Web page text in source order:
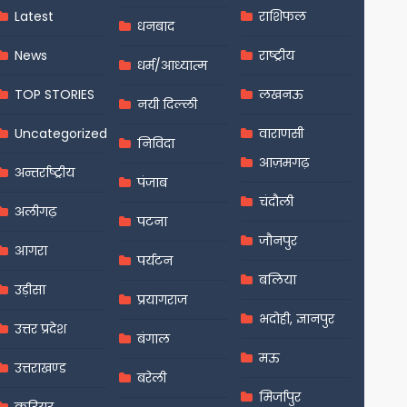
Latest
News
TOP STORIES
Uncategorized
अन्तर्राष्ट्रीय
अलीगढ़
आगरा
उड़ीसा
उत्तर प्रदेश
उत्तराखण्ड
धनबाद
धर्म/आध्यात्म
नयी दिल्ली
निविदा
पंजाब
पटना
पर्यटन
प्रयागराज
बंगाल
बरेली
राशिफल
राष्ट्रीय
लखनऊ
वाराणसी
आज़मगढ़
चंदौली
जौनपुर
बलिया
भदोही, ज्ञानपुर
मऊ
मिर्जापुर